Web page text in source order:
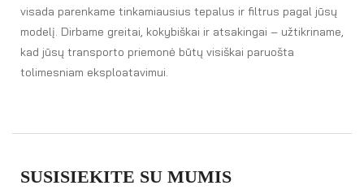
visada parenkame tinkamiausius tepalus ir filtrus pagal jūsų
modelį. Dirbame greitai, kokybiškai ir atsakingai – užtikriname,
kad jūsų transporto priemonė būtų visiškai paruošta
tolimesniam eksploatavimui.
SUSISIEKITE SU MUMIS